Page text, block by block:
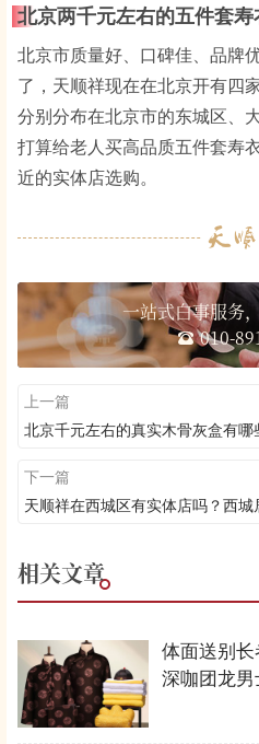
北京两千元左右的五件套
北京市质量好、口碑佳、品牌
了，天顺祥现在在北京开有四
分别分布在北京市的东城区、
打算给老人买高品质五件套寿
近的实体店选购。
一站式白事服务
010-
上一篇
北京千元左右的真实木骨灰盒有哪
下一篇
天顺祥在西城区有实体店吗？西
相关文章
体面送别长
深咖团龙男